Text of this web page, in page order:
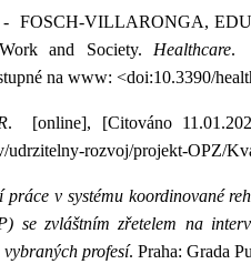
FOSCH-VILLARONGA,
and Society. Healthcare.
na www: <doi:10.3390/
. [online], [Citováno
udrzitelny-rozvoj/projekt-OPZ/
práce v systému koordinované
se zvláštním zřetelem na
profesí. Praha: Grada